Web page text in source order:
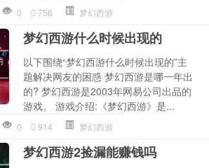
0 756 梦幻西游
梦幻西游什么时候出现的
以下围绕“梦幻西游什么时候出现的”主
题解决网友的困惑 梦幻西游是哪一年出
的? 梦幻西游是2003年网易公司出品的
游戏。 游戏介绍:《梦幻西游》是...
0 914 梦幻西游
梦幻西游2捡漏能赚钱吗